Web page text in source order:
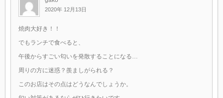
2020年 12月13日
焼肉大好き！！
でもランチで食べると、
午後からすごい匂いを発散することになる…
周りの方に迷惑？羨ましがられる？
このお店はその点はどうなんでしょうか。